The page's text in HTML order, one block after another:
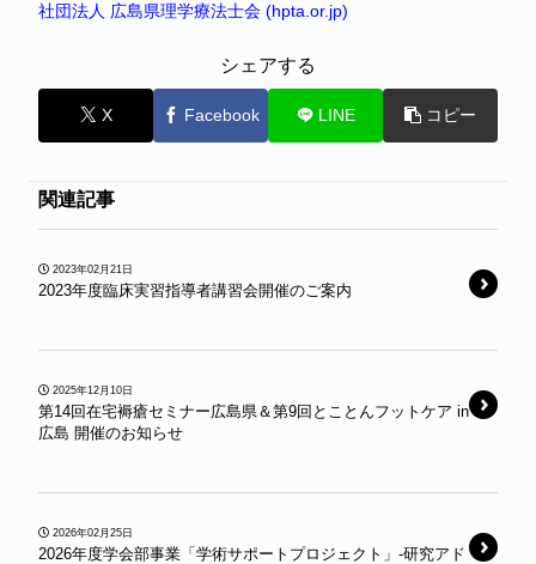
社団法人 広島県理学療法士会 (hpta.or.jp)
シェアする
X Facebook LINE コピー
関連記事
2023年02月21日
2023年度臨床実習指導者講習会開催のご案内
2025年12月10日
第14回在宅褥瘡セミナー広島県＆第9回とことんフットケア in
広島 開催のお知らせ
2026年02月25日
2026年度学会部事業「学術サポートプロジェクト」-研究アド